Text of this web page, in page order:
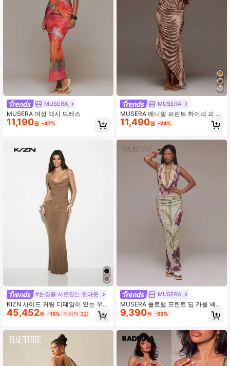
MUSERA
MUSERA 여성 맥시 드레스
11,190원 -47%
#눈길을 사로잡는 컷아웃
KIZN 사이드 커팅 디테일이 있는 우아
한 주름 칼라 맥시 드레스, 이브닝 가
운, 파티, 결혼식 게스트, 특별한 날을
45,452원 -15% 마지막 3일
MUSERA
MUSERA 애니멀 프린트 하이넥 피티
드 비대칭 헴 미디 드레스 봄 여름 휴
가 해변 이비자 페스티벌 파티 우아한
11,490원 -24%
MUSERA
MUSERA 플로럴 프린트 딥 카울 넥
맥시 드레스 귀여운 섹시한 행사 밤 외
출 여름 봄 휴가 휴가 웨딩 게스트
9,390원 -53%